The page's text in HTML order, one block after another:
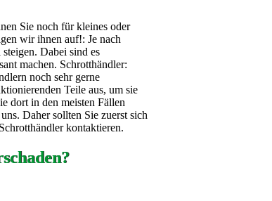
Sie noch für kleines oder
wir ihnen auf!: Je nach
Dabei sind es
machen. Schrotthändler:
noch sehr gerne
Teile aus, um sie
dort in den meisten Fällen
Daher sollten Sie zuerst sich
kontaktieren.